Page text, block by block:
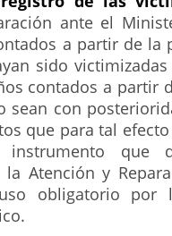
ante el
a partir de la
sido
contados a partir
sean con
que para tal
que
Atención y
obligatorio por